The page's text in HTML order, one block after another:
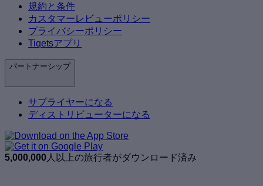
規約と条件
カスタマーレビューポリシー
プライバシーポリシー
Tiqetsアプリ
パートナーシップ
サプライヤーになる
ディストリビューターになる
5,000,000 人以上の旅行者がダウンロード済み